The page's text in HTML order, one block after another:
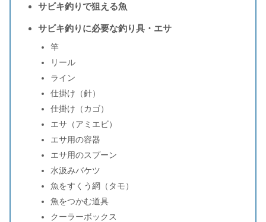
サビキ釣りで狙える魚
サビキ釣りに必要な釣り具・エサ
竿
リール
ライン
仕掛け（針）
仕掛け（カゴ）
エサ（アミエビ）
エサ用の容器
エサ用のスプーン
水汲みバケツ
魚をすくう網（タモ）
魚をつかむ道具
クーラーボックス